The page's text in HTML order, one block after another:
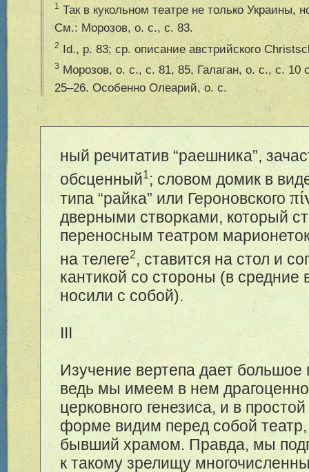
1 Так в кукольном театре не только
См.: Морозов, o. c., с. 83.
2 Id., p. 83; ср. описание австрийского
3 Морозов, o. c., с. 81, 85, Галаган, o. c., с. 10
25–26. Особенно Олеарий, o. c.
ный речитатив “раешника”,
обсценный1; словом домик в
типа “райка” или Героновского
дверными створками, который
переносным театром
на телеге2, ставится на стол и
кантикой со стороны (в средние
носили с собой).
III
Изучение вертепа дает
ведь мы имеем в нем
церковного генезиса, и в
форме видим перед собой
бывший храмом. Правда, мы
к такому зрелищу